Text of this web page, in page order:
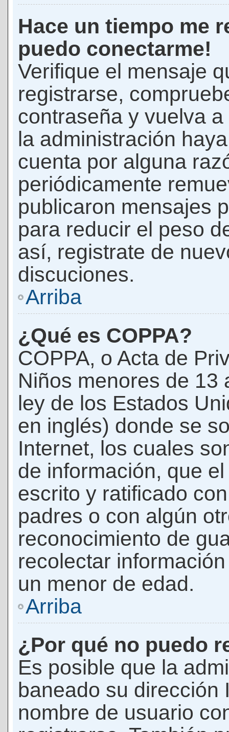
Hace un tiempo me
puedo conectarme!
Verifique el mensaje
registrarse,
contraseña y vuelva
la administración
cuenta por alguna
periódicamente
publicaron mensajes
para reducir el peso
así, registrate de
discuciones.
Arriba
¿Qué es COPPA?
COPPA, o Acta de
Niños menores de 13
ley de los Estados
en inglés) donde se
Internet, los cuales
de información, que
escrito y ratificado
padres o con algún
reconocimiento de
recolectar
un menor de edad.
Arriba
¿Por qué no puedo
Es posible que la
baneado su dirección
nombre de usuario